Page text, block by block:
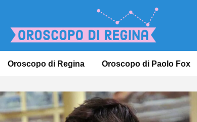
Oroscopo di Regina Oroscopo di Paolo Fox